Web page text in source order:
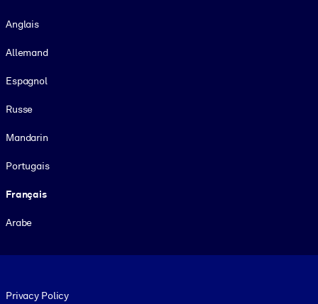
Anglais
Allemand
Espagnol
Russe
Mandarin
Portugais
Français
Arabe
Privacy Policy